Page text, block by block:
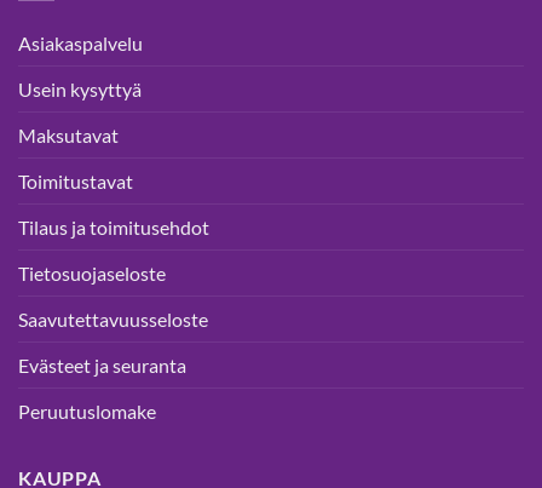
Asiakaspalvelu
Usein kysyttyä
Maksutavat
Toimitustavat
Tilaus ja toimitusehdot
Tietosuojaseloste
Saavutettavuusseloste
Evästeet ja seuranta
Peruutuslomake
KAUPPA